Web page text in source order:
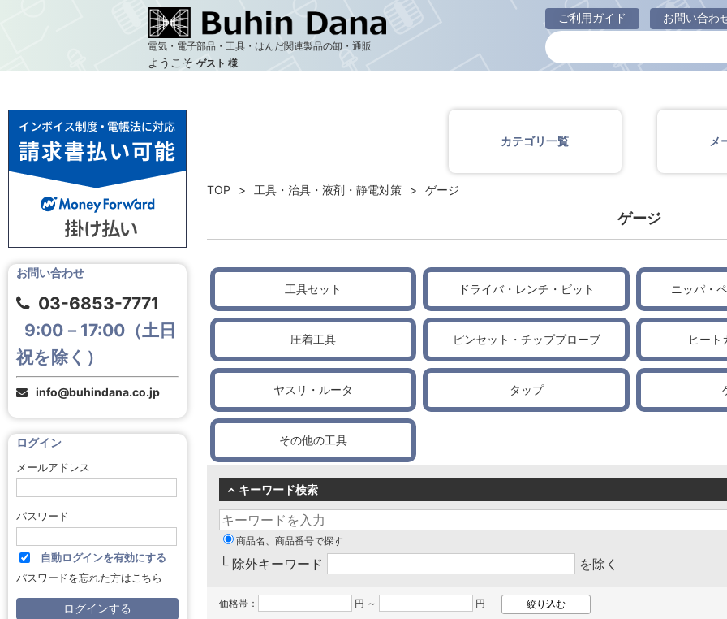
電気・電子部品・工具・はんだ関連製品の卸・通販
ようこそ ゲスト 様
ご利用ガイド お問い合わ
ゲージ
お問い合わせ
03-6853-7771
9:00－17:00（土日
祝を除く）
info@buhindana.co.jp
ログイン
メールアドレス
パスワード
自動ログインを有効にする
パスワードを忘れた方はこちら
カテゴリ一覧 メ
TOP 工具・治具・液剤・静電対策 ゲージ
ゲージ
工具セット ドライバ・レンチ・ビット ニッパ・
圧着工具 ピンセット・チッププローブ ヒート
ヤスリ・ルータ タップ
その他の工具
キーワード検索
商品名、商品番号で探す
└ 除外キーワード を除く
価格帯： 円 ～ 円